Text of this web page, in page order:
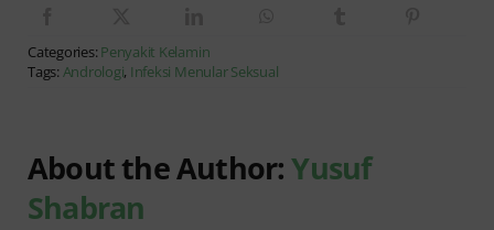
Categories: Penyakit Kelamin
Tags: Andrologi, Infeksi Menular Seksual
About the Author:Yusuf
Shabran